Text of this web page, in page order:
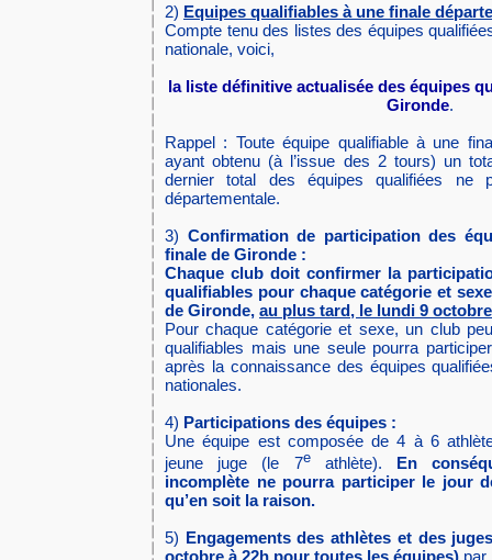
2) Equipes qualifiables à une finale
Compte tenu des listes des équipes
nationale, voici,
la liste définitive actualisée des équipes
Gironde.
Rappel : Toute équipe qualifiable à une
ayant obtenu (à l’issue des 2 tours) un
dernier total des équipes qualifiées ne
départementale.
3) Confirmation de participation des
finale de Gironde :
Chaque club doit confirmer la
qualifiables pour chaque catégorie et
de Gironde, au plus tard, le lundi 9
Pour chaque catégorie et sexe, un club
qualifiables mais une seule pourra
après la connaissance des équipes
nationales.
4) Participations des équipes :
Une équipe est composée de 4 à 6
jeune juge (le 7eathlète). En
incomplète ne pourra participer le jour
qu’en soit la raison.
5) Engagements des athlètes et des
octobre à 22h pour toutes les équipes) par